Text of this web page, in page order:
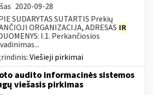
2020-09-28
SUDARYTAS SUTARTIS Prekių
ORGANIZACIJA, ADRESAS IR
I.1. Perkančiosios
Viešieji pirkimai
audito informacinės sistemos
viešasis pirkimas